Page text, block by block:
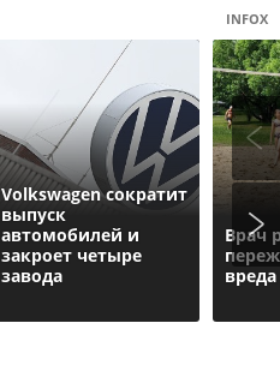
INFOX
Volkswagen сократит
выпуск
автомобилей и
закроет четыре
завода
Врач